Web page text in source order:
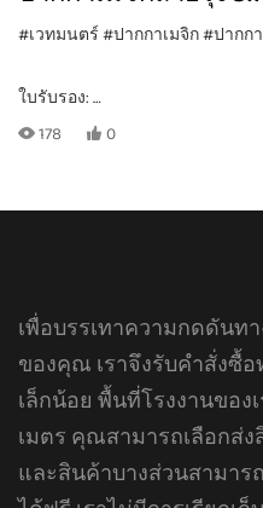
ด้าม
#เวทมนตร์#ปากกาเมจิก#ปากก
ใบรับรอง:
CE, EN71-1, -2, -3, TRA, ASTM-D4236
อีเมล
การพิมพ์โลโก้:
การพิมพ์ CMYK ด้วยการออกแบ
178 0
เพื่อบรรเทาความกดดันท
ของคุณ เราจึงรับคำสั่งซื้
เล็กน้อย พื้นที่โรงงานของ
เมตร คุณสามารถเลือกส่
และสินค้าบางส่วนสามาร